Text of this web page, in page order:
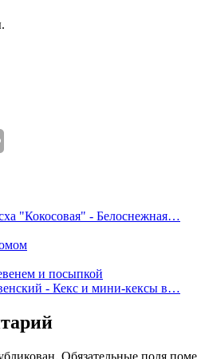
"Кокосовая" - Белоснежная…
и посыпкой
- Кекс и мини-кексы в…
Обязательные поля